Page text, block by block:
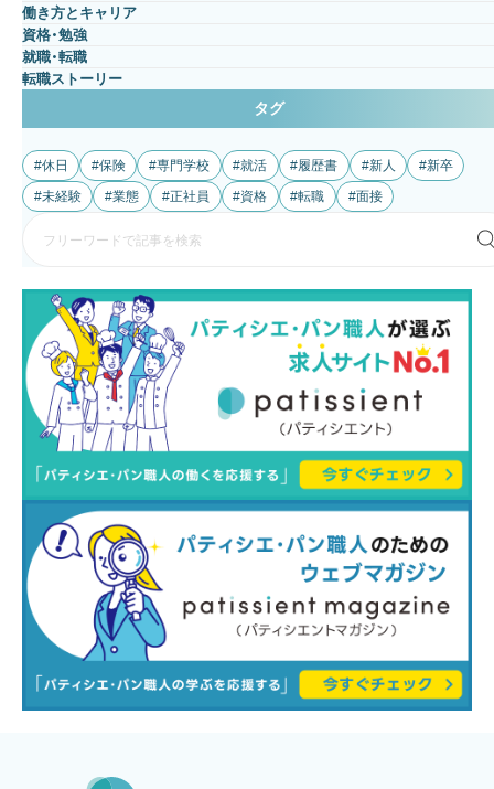
働き方とキャリア
資格・勉強
就職・転職
転職ストーリー
タグ
休日 保険 専門学校 就活 履歴書 新人 新卒
未経験 業態 正社員 資格 転職 面接